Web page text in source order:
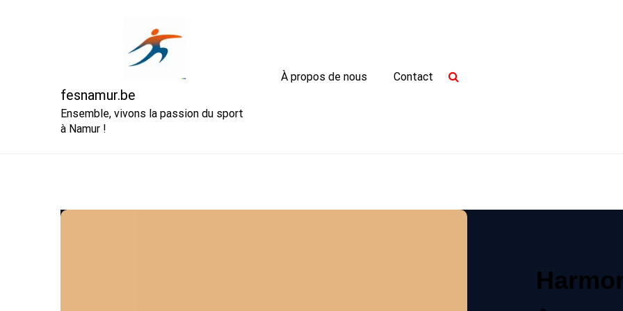
fesnamur.be
Ensemble, vivons la passion du sport
à Namur !
À propos de nous Contact